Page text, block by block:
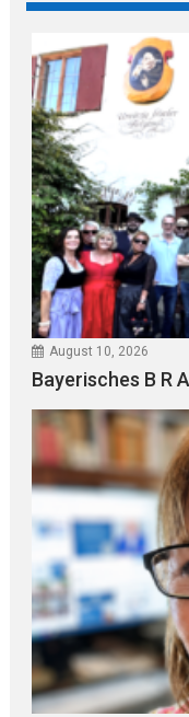
August 10, 2026
Bayerisches B R